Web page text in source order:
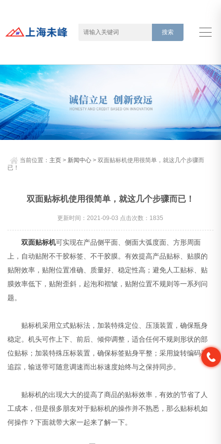
当前位置： 主页 > 新闻中心 > 双面贴标机使用很简单，就这几个步骤而
已！
双面贴标机使用很简单，就这几个步骤而已！
更新时间：2021-09-03 点击次数：1835
双面贴标机可实现在产品侧平面、侧面大弧度面、方形周面
上，自动贴附不干胶标签、不干胶膜。有效提高产品贴标、贴膜的
贴附效率，贴附位置准确、质量好、稳定性高；避免人工贴标、贴
膜效率低下，贴附歪斜，起泡和褶皱，贴附位置不规则等一系列问
题。
贴标机采用立式贴标法，加装特殊定位、压顶装置，确保瓶身
稳定。机头可作上下、前后、倾仰调整，适合任何不规则形状的部
位贴标；加装特殊压标装置，确保标签贴身平整；采用旋转编码器
追踪，输送带可随意调速而出标速度始终与之保持同步。
贴标机的出现大大的提高了商品的贴标效率，有效的节省了人
工成本，但是很多朋友对于贴标机的操作并不熟悉，那么贴标机如
何操作？下面就带大家一起来了解一下。